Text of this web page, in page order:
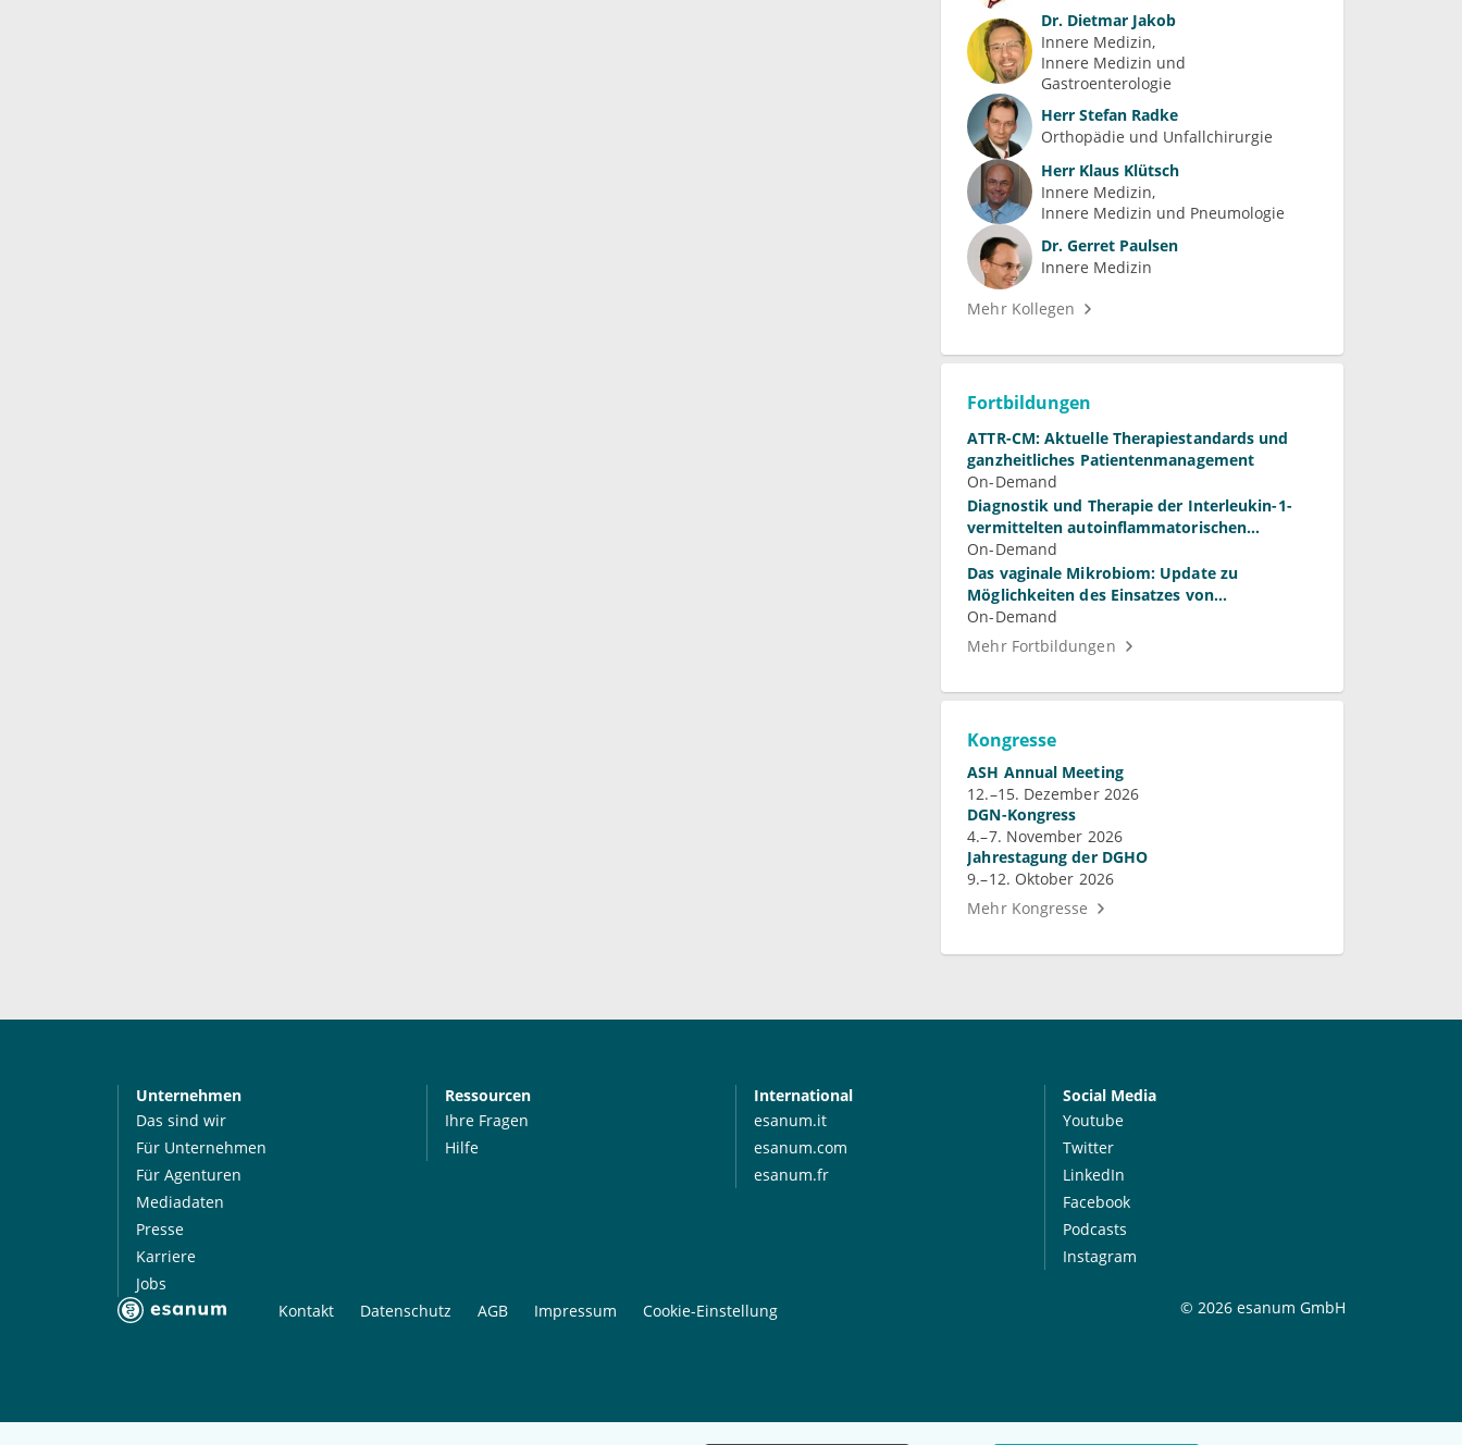
Dr. Dietmar Jakob
Innere Medizin
Innere Medizin und
Gastroenterologie
Herr Stefan Radke
Orthopädie und Unfallchirurgie
Herr Klaus Klütsch
Innere Medizin
Innere Medizin und Pneumologie
Dr. Gerret Paulsen
Innere Medizin
Mehr Kollegen
Fortbildungen
ATTR-CM: Aktuelle Therapiestandards und
ganzheitliches Patientenmanagement
On-Demand
Diagnostik und Therapie der Interleukin-1-
vermittelten autoinflammatorischen
Syndrome
On-Demand
Das vaginale Mikrobiom: Update zu
Möglichkeiten des Einsatzes von
Laktobazillen bei bakterieller Vaginose und
Vulvovaginalkandidose
On-Demand
Mehr Fortbildungen
Kongresse
ASH Annual Meeting
12.–15. Dezember 2026
DGN-Kongress
4.–7. November 2026
Jahrestagung der DGHO
9.–12. Oktober 2026
Mehr Kongresse
Unternehmen
Das sind wir
Für Unternehmen
Für Agenturen
Mediadaten
Presse
Karriere
Jobs
Ressourcen
Ihre Fragen
Hilfe
International
esanum.it
esanum.com
esanum.fr
Social Media
Youtube
Twitter
LinkedIn
Facebook
Podcasts
Instagram
Kontakt Datenschutz AGB Impressum Cookie-Einstellung © 2026 esanum GmbH